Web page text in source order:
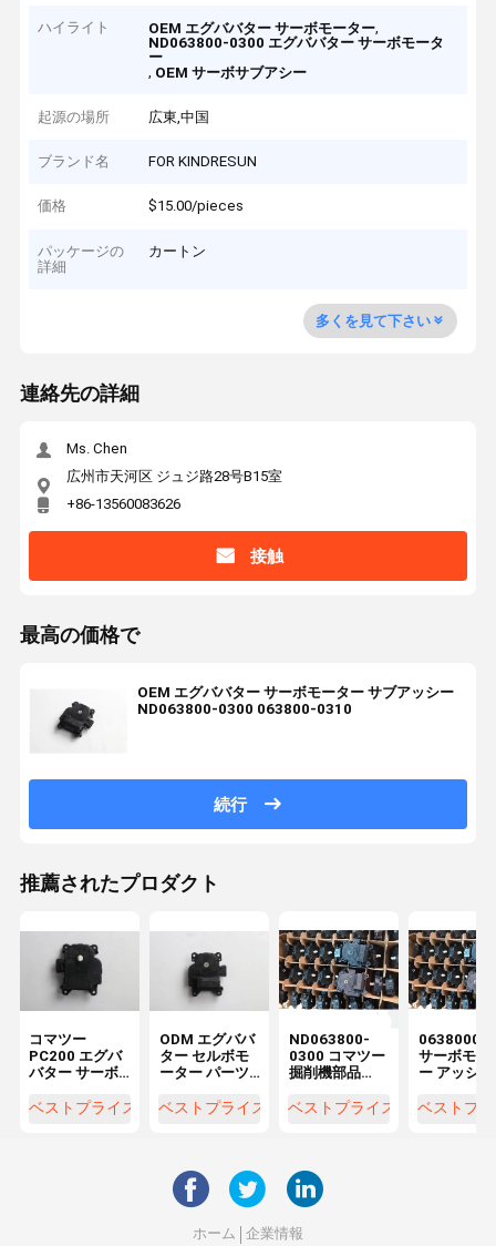
ハイライト OEM エグババター サーボモーター,
ND063800-0300 エグババター サーボモータ
ー
, OEM サーボサブアシー
起源の場所 広東,中国
ブランド名 FOR KINDRESUN
価格 $15.00/pieces
パッケージの
詳細
カートン
多くを見て下さい
連絡先の詳細
Ms. Chen
広州市天河区 ジュジ路28号B15室
+86-13560083626
接触
最高の価格で
OEM エグババター サーボモーター サブアッシー
ND063800-0300 063800-0310
続行
推薦されたプロダクト
コマツー
PC200 エグバ
バター サーボ
0636004580
ベストプライス
ODM エグババ
ター セルボモ
ーター パーツ
SY215-8
ベストプライス
ND063800-
0300 コマツー
掘削機部品
PC200-10用の
ベストプライス
サーボモー
ー アッシー
ツー 掘削機
ベストプ
ホーム 企業情報